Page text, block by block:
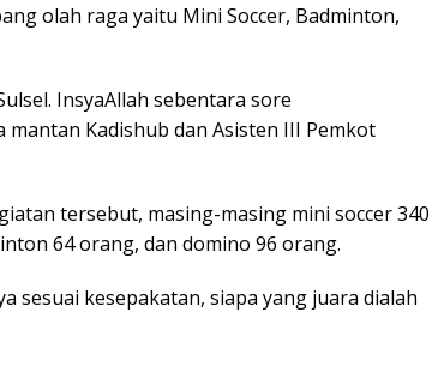
olah raga yaitu Mini Soccer, Badminton,
InsyaAllah sebentara sore
Kadishub dan Asisten III Pemkot
tersebut, masing-masing mini soccer 340
64 orang, dan domino 96 orang.
sesuai kesepakatan, siapa yang juara dialah